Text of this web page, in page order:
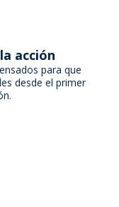
acción
para que
desde el primer